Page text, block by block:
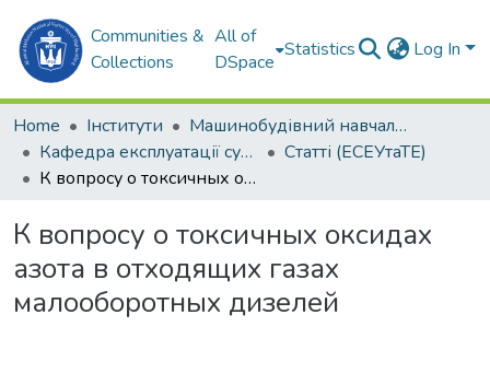
Communities &
Collections
All of
DSpace
Statistics Log In
Home Інститути
Машинобудівний навчально-науковий інститут (МННІ)
Кафедра експлуатації суднових енергетичних установок та теплоенергетики (ЕСЕУтаТЕ)
Статті (ЕСЕУтаТЕ)
К вопросу о токсичных оксидах азота в отходящих газах малооборотных дизелей
К вопросу о токсичных оксидах
азота в отходящих газах
малооборотных дизелей